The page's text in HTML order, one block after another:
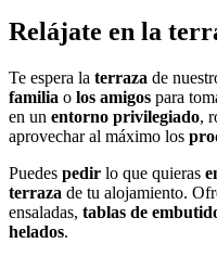
Relájate en la
Te espera la terraza de
familia o los amigos para
en un entorno privilegiado,
aprovechar al máximo los
Puedes pedir lo que quieras
terraza de tu alojamiento.
ensaladas, tablas de
helados.